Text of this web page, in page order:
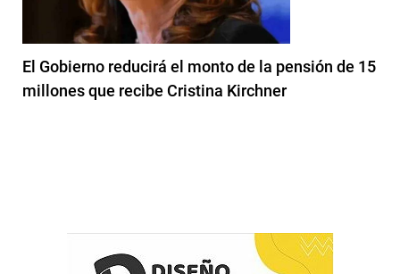
El Gobierno reducirá el monto de la pensión de 15
millones que recibe Cristina Kirchner